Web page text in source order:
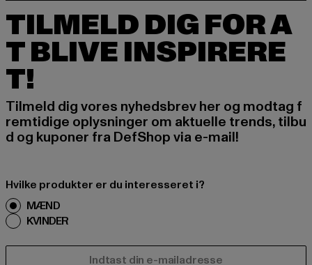
TILMELD DIG FOR A
T BLIVE INSPIRERE
T!
Tilmeld dig vores nyhedsbrev her og modtag f
remtidige oplysninger om aktuelle trends, tilbu
d og kuponer fra DefShop via e-mail!
Hvilke produkter er du interesseret i?
MÆND
KVINDER